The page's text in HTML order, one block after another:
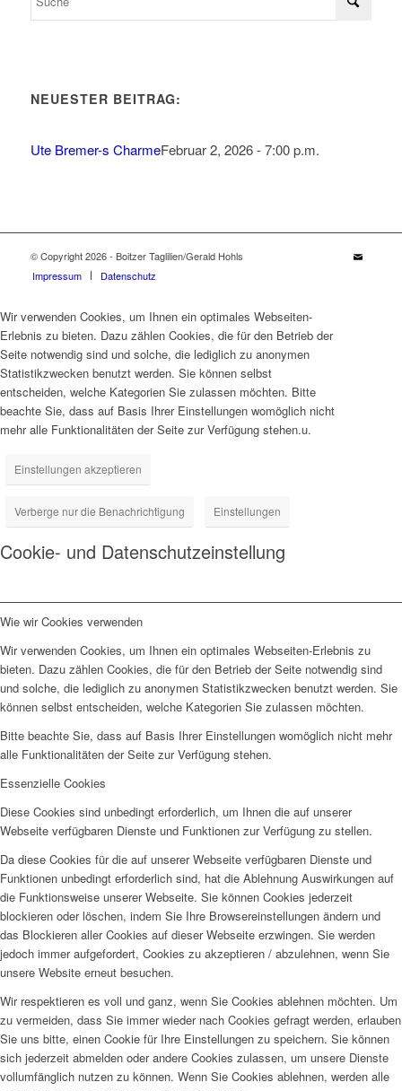
NEUESTER BEITRAG:
Ute Bremer-s CharmeFebruar 2, 2026 - 7:00 p.m.
© Copyright 2026 - Boitzer Taglilien/Gerald Hohls
Impressum
Datenschutz
Wir verwenden Cookies, um Ihnen ein optimales Webseiten-
Erlebnis zu bieten. Dazu zählen Cookies, die für den Betrieb der
Seite notwendig sind und solche, die lediglich zu anonymen
Statistikzwecken benutzt werden. Sie können selbst
entscheiden, welche Kategorien Sie zulassen möchten. Bitte
beachte Sie, dass auf Basis Ihrer Einstellungen womöglich nicht
mehr alle Funktionalitäten der Seite zur Verfügung stehen.u.
Einstellungen akzeptieren
Verberge nur die Benachrichtigung Einstellungen
Cookie- und Datenschutzeinstellung
Wie wir Cookies verwenden
Wir verwenden Cookies, um Ihnen ein optimales Webseiten-Erlebnis zu
bieten. Dazu zählen Cookies, die für den Betrieb der Seite notwendig sind
und solche, die lediglich zu anonymen Statistikzwecken benutzt werden. Sie
können selbst entscheiden, welche Kategorien Sie zulassen möchten.
Bitte beachte Sie, dass auf Basis Ihrer Einstellungen womöglich nicht mehr
alle Funktionalitäten der Seite zur Verfügung stehen.
Essenzielle Cookies
Diese Cookies sind unbedingt erforderlich, um Ihnen die auf unserer
Webseite verfügbaren Dienste und Funktionen zur Verfügung zu stellen.
Da diese Cookies für die auf unserer Webseite verfügbaren Dienste und
Funktionen unbedingt erforderlich sind, hat die Ablehnung Auswirkungen auf
die Funktionsweise unserer Webseite. Sie können Cookies jederzeit
blockieren oder löschen, indem Sie Ihre Browsereinstellungen ändern und
das Blockieren aller Cookies auf dieser Webseite erzwingen. Sie werden
jedoch immer aufgefordert, Cookies zu akzeptieren / abzulehnen, wenn Sie
unsere Website erneut besuchen.
Wir respektieren es voll und ganz, wenn Sie Cookies ablehnen möchten. Um
zu vermeiden, dass Sie immer wieder nach Cookies gefragt werden, erlauben
Sie uns bitte, einen Cookie für Ihre Einstellungen zu speichern. Sie können
sich jederzeit abmelden oder andere Cookies zulassen, um unsere Dienste
vollumfänglich nutzen zu können. Wenn Sie Cookies ablehnen, werden alle